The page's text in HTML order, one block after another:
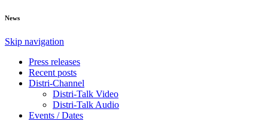
News
Skip navigation
Press releases
Recent posts
Distri-Channel
Distri-Talk Video
Distri-Talk Audio
Events / Dates